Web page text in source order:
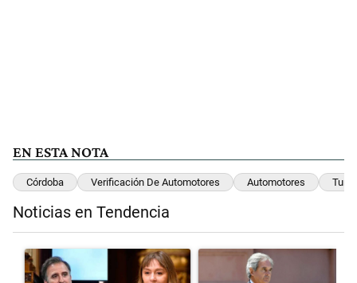
EN ESTA NOTA
Córdoba Verificación De Automotores Automotores
Noticias en Tendencia
Un artículo de tendencia con el título "Di Tullio impugnó a Joaquín
Un artículo de tendencia con el